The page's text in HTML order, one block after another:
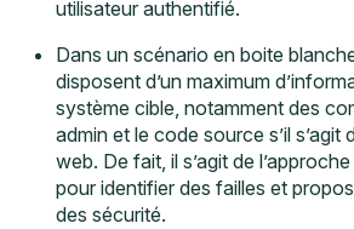
utilisateur authentifié.
Dans un scénario en boite
disposent d’un maximum
système cible, notamment des
admin et le code source s’il s’agit
web. De fait, il s’agit de
pour identifier des failles et
des sécurité.